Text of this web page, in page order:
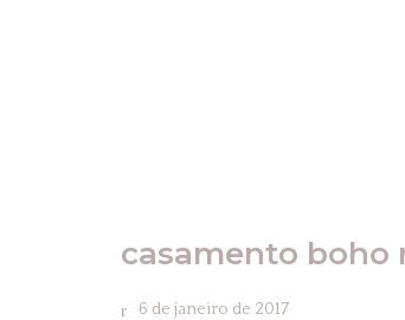
casamento boho
6 de janeiro de 2017